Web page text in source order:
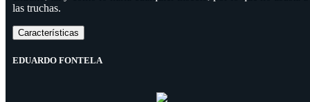
las truchas.
Características
EDUARDO FONTELA